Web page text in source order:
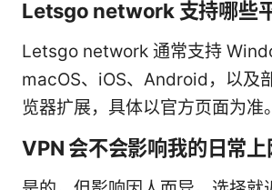
Letsgo network 支持哪些平
Letsgo network 通常支持
macOS、iOS、Android，以及
览器扩展，具体以官方页面为准。
VPN 会不会影响我的日常上